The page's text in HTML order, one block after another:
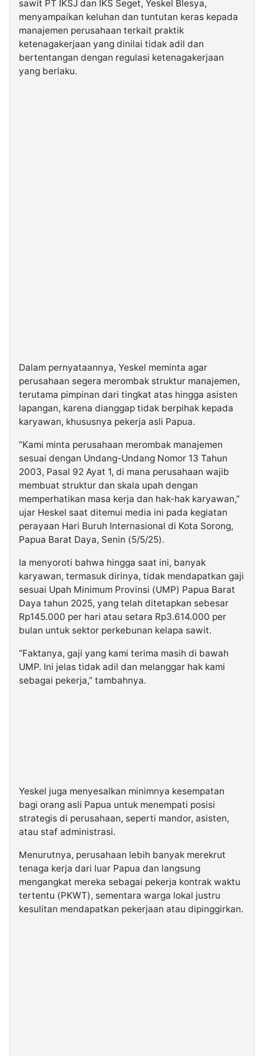
Kabarbaru.co
sawit PT IKSJ dan IKS Seget, Yeskel Blesya,
menyampaikan keluhan dan tuntutan keras kepada
manajemen perusahaan terkait praktik
ketenagakerjaan yang dinilai tidak adil dan
bertentangan dengan regulasi ketenagakerjaan
yang berlaku.
Dalam pernyataannya, Yeskel meminta agar
perusahaan segera merombak struktur manajemen,
terutama pimpinan dari tingkat atas hingga asisten
lapangan, karena dianggap tidak berpihak kepada
karyawan, khususnya pekerja asli Papua.
“Kami minta perusahaan merombak manajemen
sesuai dengan Undang-Undang Nomor 13 Tahun
2003, Pasal 92 Ayat 1, di mana perusahaan wajib
membuat struktur dan skala upah dengan
memperhatikan masa kerja dan hak-hak karyawan,”
ujar Heskel saat ditemui media ini pada kegiatan
perayaan Hari Buruh Internasional di Kota Sorong,
Papua Barat Daya, Senin (5/5/25).
Ia menyoroti bahwa hingga saat ini, banyak
karyawan, termasuk dirinya, tidak mendapatkan gaji
sesuai Upah Minimum Provinsi (UMP) Papua Barat
Daya tahun 2025, yang telah ditetapkan sebesar
Rp145.000 per hari atau setara Rp3.614.000 per
bulan untuk sektor perkebunan kelapa sawit.
“Faktanya, gaji yang kami terima masih di bawah
UMP. Ini jelas tidak adil dan melanggar hak kami
sebagai pekerja,” tambahnya.
Yeskel juga menyesalkan minimnya kesempatan
bagi orang asli Papua untuk menempati posisi
strategis di perusahaan, seperti mandor, asisten,
atau staf administrasi.
Menurutnya, perusahaan lebih banyak merekrut
tenaga kerja dari luar Papua dan langsung
mengangkat mereka sebagai pekerja kontrak waktu
tertentu (PKWT), sementara warga lokal justru
kesulitan mendapatkan pekerjaan atau dipinggirkan.